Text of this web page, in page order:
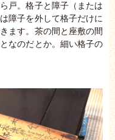
戸。格子と障子（または
障子を外して格子だけに
ます。茶の間と座敷の間
なのだとか。細い格子の